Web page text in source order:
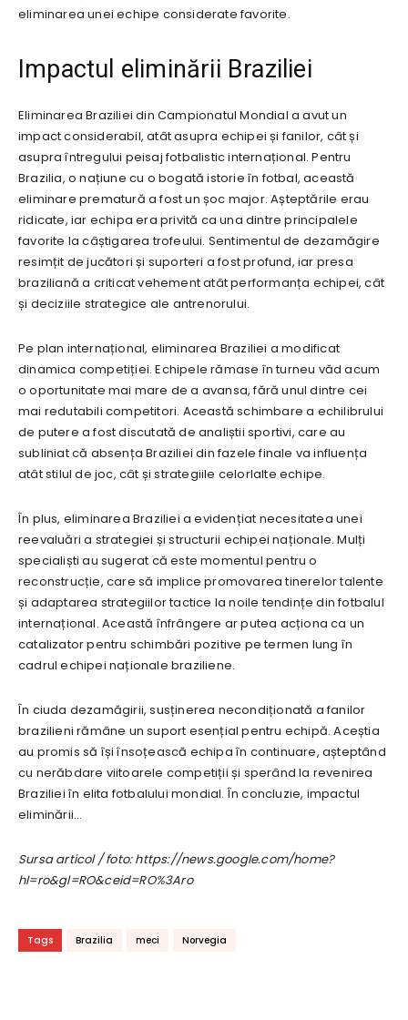
eliminarea unei echipe considerate favorite.
Impactul eliminării Braziliei
Eliminarea Braziliei din Campionatul Mondial a avut un
impact considerabil, atât asupra echipei și fanilor, cât și
asupra întregului peisaj fotbalistic internațional. Pentru
Brazilia, o națiune cu o bogată istorie în fotbal, această
eliminare prematură a fost un șoc major. Așteptările erau
ridicate, iar echipa era privită ca una dintre principalele
favorite la câștigarea trofeului. Sentimentul de dezamăgire
resimțit de jucători și suporteri a fost profund, iar presa
braziliană a criticat vehement atât performanța echipei, cât
și deciziile strategice ale antrenorului.
Pe plan internațional, eliminarea Braziliei a modificat
dinamica competiției. Echipele rămase în turneu văd acum
o oportunitate mai mare de a avansa, fără unul dintre cei
mai redutabili competitori. Această schimbare a echilibrului
de putere a fost discutată de analiștii sportivi, care au
subliniat că absența Braziliei din fazele finale va influența
atât stilul de joc, cât și strategiile celorlalte echipe.
În plus, eliminarea Braziliei a evidențiat necesitatea unei
reevaluări a strategiei și structurii echipei naționale. Mulți
specialiști au sugerat că este momentul pentru o
reconstrucție, care să implice promovarea tinerelor talente
și adaptarea strategiilor tactice la noile tendințe din fotbalul
internațional. Această înfrângere ar putea acționa ca un
catalizator pentru schimbări pozitive pe termen lung în
cadrul echipei naționale braziliene.
În ciuda dezamăgirii, susținerea necondiționată a fanilor
brazilieni rămâne un suport esențial pentru echipă. Aceștia
au promis să își însoțească echipa în continuare, așteptând
cu nerăbdare viitoarele competiții și sperând la revenirea
Braziliei în elita fotbalului mondial. În concluzie, impactul
eliminării…
Sursa articol / foto: https://news.google.com/home?
hl=ro&gl=RO&ceid=RO%3Aro
Tags Brazilia meci Norvegia